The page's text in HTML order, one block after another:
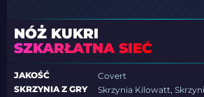
NÓŻ KUKRI
SZKARŁATNA SIEĆ
JAKOŚĆ
Covert
SKRZYNIA Z GRY
Skrzynia Kilowatt,